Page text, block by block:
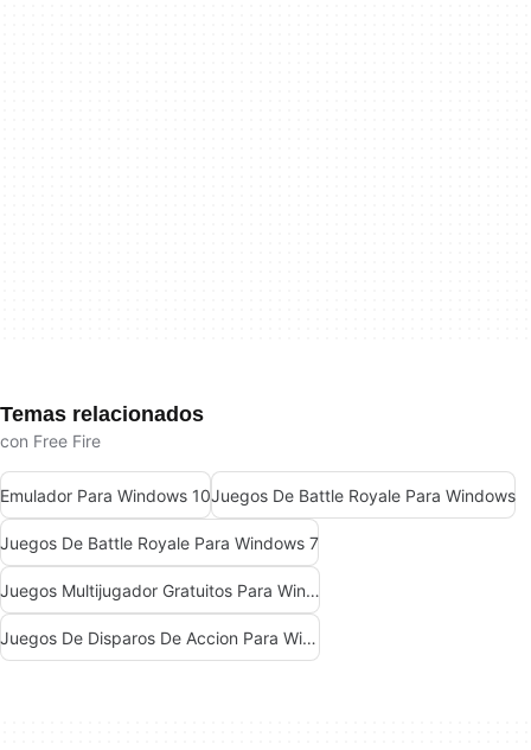
Temas relacionados
con Free Fire
Emulador Para Windows 10Juegos De Battle Royale Para Windows
Juegos De Battle Royale Para Windows 7
Juegos Multijugador Gratuitos Para Windows
Juegos De Disparos De Accion Para Windows